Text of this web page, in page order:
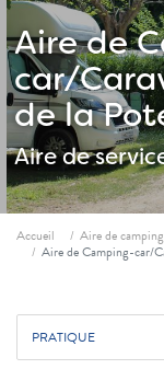
Aire de
car/
de la
Aire de
Fil d'ariane
Accueil
Aire de
Aire de Camping-car/
PRATIQUE